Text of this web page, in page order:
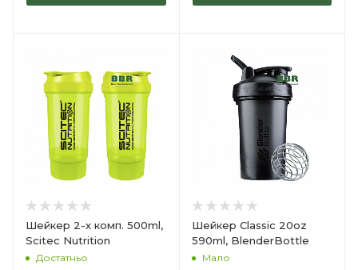
Шейкер 2-х комп. 500ml,
Scitec Nutrition
Достатньо
Шейкер Classic 20oz
590ml, BlenderBottle
Мало